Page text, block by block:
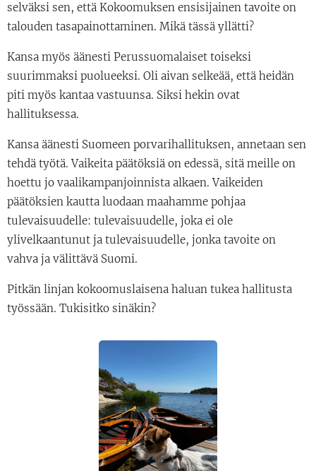
selväksi sen, että Kokoomuksen ensisijainen tavoite on
talouden tasapainottaminen. Mikä tässä yllätti?
Kansa myös äänesti Perussuomalaiset toiseksi
suurimmaksi puolueeksi. Oli aivan selkeää, että heidän
piti myös kantaa vastuunsa. Siksi hekin ovat
hallituksessa.
Kansa äänesti Suomeen porvarihallituksen, annetaan sen
tehdä työtä. Vaikeita päätöksiä on edessä, sitä meille on
hoettu jo vaalikampanjoinnista alkaen. Vaikeiden
päätöksien kautta luodaan maahamme pohjaa
tulevaisuudelle: tulevaisuudelle, joka ei ole
ylivelkaantunut ja tulevaisuudelle, jonka tavoite on
vahva ja välittävä Suomi.
Pitkän linjan kokoomuslaisena haluan tukea hallitusta
työssään. Tukisitko sinäkin?